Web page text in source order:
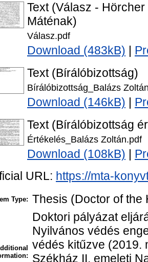
Text (Válasz -
Máténak)
Válasz.pdf
Download (483kB)
Text (Bírálóbizottság)
Bírálóbizottság_Balázs
Download (146kB)
Text (Bírálóbizottság
Értékelés_Balázs Zoltán.pdf
Download (108kB)
URL: https://mta-
Type: Thesis (Doctor of the
Doktori pályázat
Nyilvános védés
védés kitűzve (2019.
Székház II. emeleti